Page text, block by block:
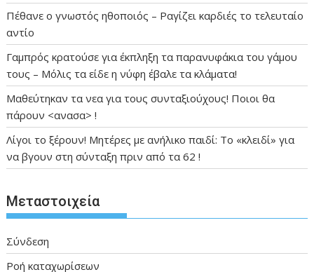
Πέθανε ο γνωστός ηθοποιός – Ραγίζει καρδιές το τελευταίο
αντίο
Γαμπρός κρατούσε για έκπληξη τα παρανυφάκια του γάμου
τους – Μόλις τα είδε η νύφη έβαλε τα κλάματα!
Μαθεύτηκαν τα νεα για τους συνταξιούχους! Ποιοι θα
πάρουν <ανασα> !
Λίγοι το ξέρουν! Μητέρες με ανήλικο παιδί: Το «κλειδί» για
να βγουν στη σύνταξη πριν από τα 62 !
Μεταστοιχεία
Σύνδεση
Ροή καταχωρίσεων